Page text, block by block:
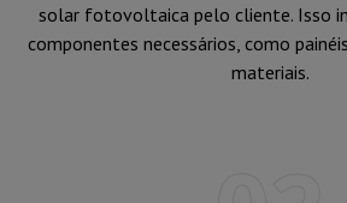
solar fotovoltaica pelo cliente. Isso
componentes necessários, como
materiais.